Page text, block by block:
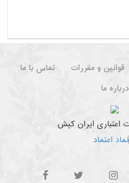
قوانین و مقررات
تماس با ما
درباره ما